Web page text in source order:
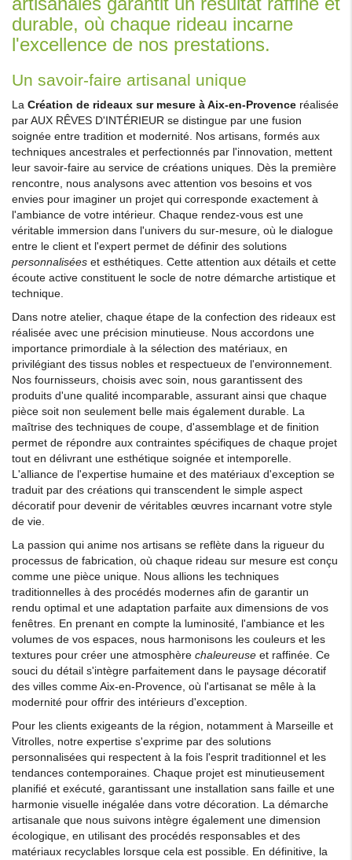
durable, où chaque rideau incarne
l'excellence de nos prestations.
Un savoir-faire artisanal unique
La Création de rideaux sur mesure à Aix-en-Provence réalisée
par AUX RÊVES D'INTÉRIEUR se distingue par une fusion
soignée entre tradition et modernité. Nos artisans, formés aux
techniques ancestrales et perfectionnés par l'innovation, mettent
leur savoir-faire au service de créations uniques. Dès la première
rencontre, nous analysons avec attention vos besoins et vos
envies pour imaginer un projet qui corresponde exactement à
l'ambiance de votre intérieur. Chaque rendez-vous est une
véritable immersion dans l'univers du sur-mesure, où le dialogue
entre le client et l'expert permet de définir des solutions
personnalisées et esthétiques. Cette attention aux détails et cette
écoute active constituent le socle de notre démarche artistique et
technique.
Dans notre atelier, chaque étape de la confection des rideaux est
réalisée avec une précision minutieuse. Nous accordons une
importance primordiale à la sélection des matériaux, en
privilégiant des tissus nobles et respectueux de l'environnement.
Nos fournisseurs, choisis avec soin, nous garantissent des
produits d'une qualité incomparable, assurant ainsi que chaque
pièce soit non seulement belle mais également durable. La
maîtrise des techniques de coupe, d'assemblage et de finition
permet de répondre aux contraintes spécifiques de chaque projet
tout en délivrant une esthétique soignée et intemporelle.
L'alliance de l'expertise humaine et des matériaux d'exception se
traduit par des créations qui transcendent le simple aspect
décoratif pour devenir de véritables œuvres incarnant votre style
de vie.
La passion qui anime nos artisans se reflète dans la rigueur du
processus de fabrication, où chaque rideau sur mesure est conçu
comme une pièce unique. Nous allions les techniques
traditionnelles à des procédés modernes afin de garantir un
rendu optimal et une adaptation parfaite aux dimensions de vos
fenêtres. En prenant en compte la luminosité, l'ambiance et les
volumes de vos espaces, nous harmonisons les couleurs et les
textures pour créer une atmosphère chaleureuse et raffinée. Ce
souci du détail s'intègre parfaitement dans le paysage décoratif
des villes comme Aix-en-Provence, où l'artisanat se mêle à la
modernité pour offrir des intérieurs d'exception.
Pour les clients exigeants de la région, notamment à Marseille et
Vitrolles, notre expertise s'exprime par des solutions
personnalisées qui respectent à la fois l'esprit traditionnel et les
tendances contemporaines. Chaque projet est minutieusement
planifié et exécuté, garantissant une installation sans faille et une
harmonie visuelle inégalée dans votre décoration. La démarche
artisanale que nous suivons intègre également une dimension
écologique, en utilisant des procédés responsables et des
matériaux recyclables lorsque cela est possible. En définitive, la